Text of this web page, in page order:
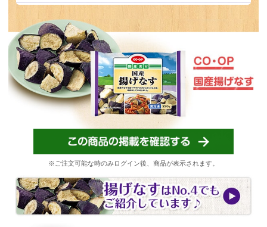
※ご注文可能な時のみログイン後、商品が表示されます。